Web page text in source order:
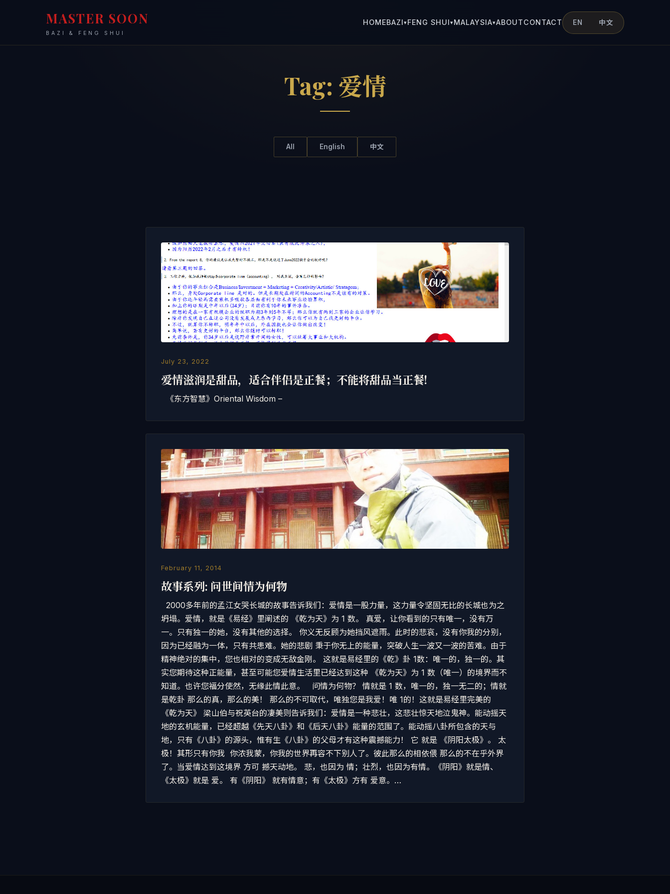
MASTER SOON
BAZI & FENG SHUI
HOMEBAZI▾FENG SHUI▾MALAYSIA▾ABOUTCONTACT EN 中文
Tag: 爱情
All English 中文
July 23, 2022
爱情滋润是甜品，适合伴侣是正餐；不能将甜品当正餐!
《东方智慧》Oriental Wisdom –
February 11, 2014
故事系列: 问世间情为何物
2000多年前的孟江女哭长城的故事告诉我们：爱情是一股力量，这力量令坚固无比的长城也为之
坍塌。爱情，就是《易经》里阐述的 《乾为天》为 1 数。 真爱，让你看到的只有唯一，没有万
一。只有独一的她，没有其他的选择。 你义无反顾为她挡风遮雨。此时的悲哀，没有你我的分别，
因为已经融为一体，只有共患难。她的悲剧 秉于你无上的能量，突破人生一波又一波的苦难。由于
精神绝对的集中，您也相对的变成无敌金刚。 这就是易经里的《乾》卦 1数：唯一的，独一的。其
实您期待这种正能量，甚至可能您爱情生活里已经达到这种 《乾为天》为 1 数（唯一）的境界而不
知道。也许您福分使然，无缘此情此意。 问情为何物？ 情就是 1 数，唯一的，独一无二的；情就
是乾卦 那么的真，那么的美！ 那么的不可取代，唯独您是我爱！唯 1的！这就是易经里完美的
《乾为天》 梁山伯与祝英台的凄美则告诉我们：爱情是一种悲壮，这悲壮惊天地泣鬼神。能动摇天
地的玄机能量，已经超越《先天八卦》和《后天八卦》能量的范围了。能动摇八卦所包含的天与
地，只有《八卦》的源头，惟有生《八卦》的父母才有这种震撼能力！ 它 就是 《阴阳太极》。 太
极！其形只有你我 你浓我蒙，你我的世界再容不下别人了。彼此那么的相依偎 那么的不在乎外界
了。当爱情达到这境界 方可 撼天动地。 悲，也因为 情；壮烈，也因为有情。《阴阳》就是情、
《太极》就是 爱。 有《阴阳》 就有情意；有《太极》方有 爱意。…